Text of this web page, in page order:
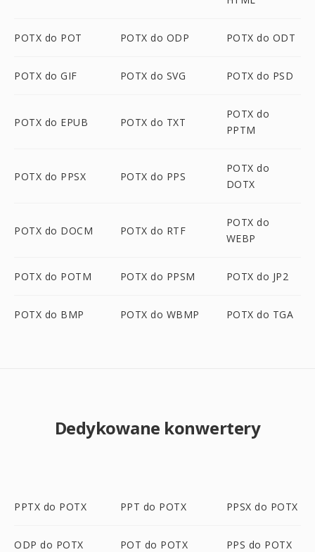
POTX do POT POTX do ODP POTX do ODT
POTX do GIF POTX do SVG POTX do PSD
POTX do EPUB POTX do TXT
POTX do
PPTM
POTX do PPSX POTX do PPS
POTX do
DOTX
POTX do DOCM POTX do RTF
POTX do
WEBP
POTX do POTM POTX do PPSM POTX do JP2
POTX do BMP POTX do WBMP POTX do TGA
Dedykowane konwertery
PPTX do POTX PPT do POTX PPSX do POTX
ODP do POTX POT do POTX PPS do POTX